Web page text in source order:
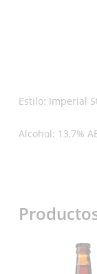
Estilo: Imperial
Alcohol: 13,7%